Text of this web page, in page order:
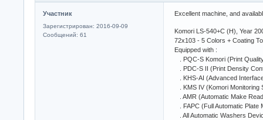
Участник
Зарегистрирован: 2016-09-09
Сообщений: 61
Excellent machine, and
Komori LS-540+C (H), Year
72x103 - 5 Colors + Coating
Equipped with :
. PQC-S Komori (Print
. PDC-S II (Print Density
. KHS-AI (Advanced
. KMS IV (Komori Monitoring
. AMR (Automatic Make
. FAPC (Full Automatic Plate
. All Automatic Washers